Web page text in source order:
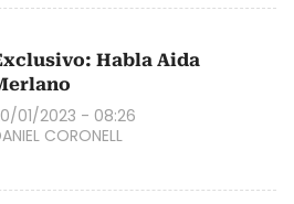
Habla Aida
01/2023 - 08:26
CORONELL